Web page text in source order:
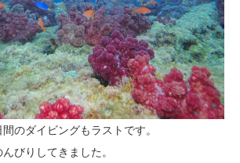
のダイビングもラストです。
びりしてきました。